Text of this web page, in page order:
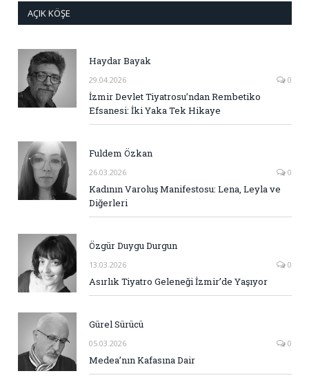
AÇIK KÖŞE
Haydar Bayak
29.04.2026 0
İzmir Devlet Tiyatrosu’ndan Rembetiko
Efsanesi: İki Yaka Tek Hikaye
Fuldem Özkan
26.03.2026 0
Kadının Varoluş Manifestosu: Lena, Leyla ve
Diğerleri
Özgür Duygu Durgun
13.03.2026 0
Asırlık Tiyatro Geleneği İzmir’de Yaşıyor
Gürel Sürücü
05.03.2026 0
Medea’nın Kafasına Dair